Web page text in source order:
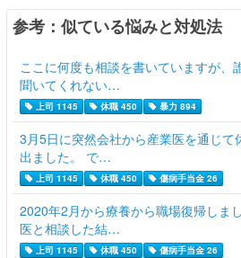
参考：似ている悩みと対処法
ここに何度も相談を書いていますが、
聞いてくれない…
上司 1145 休職 450 暴力 894
3月5日に突然会社から産業医を通じて
出ました。 で…
上司 1145 休職 450 傷病手当金 26
2020年2月から療養から職場復帰しま
医と相談した結…
上司 1145 休職 450 傷病手当金 26